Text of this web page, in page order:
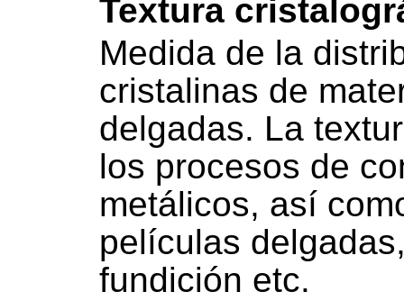
Textura
Medida de la
cristalinas de
delgadas. La
los procesos de
metálicos, así
películas
fundición etc.